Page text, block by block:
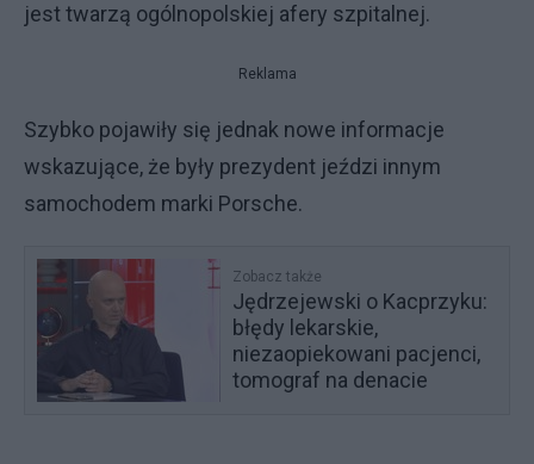
jest twarzą ogólnopolskiej afery szpitalnej.
Reklama
Szybko pojawiły się jednak nowe informacje
wskazujące, że były prezydent jeździ innym
samochodem marki Porsche.
Zobacz także
Jędrzejewski o Kacprzyku:
błędy lekarskie,
niezaopiekowani pacjenci,
tomograf na denacie